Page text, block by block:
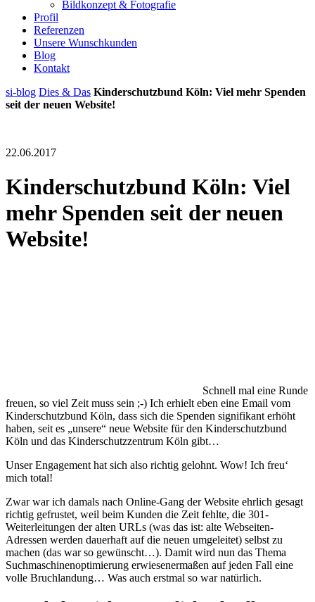
Bildkonzept & Fotografie
Profil
Referenzen
Unsere Wunschkunden
Blog
Kontakt
si-blog Dies & Das Kinderschutzbund Köln: Viel mehr Spenden
seit der neuen Website!
22.06.2017
Kinderschutzbund Köln: Viel
mehr Spenden seit der neuen
Website!
Schnell mal eine Runde
freuen, so viel Zeit muss sein ;-) Ich erhielt eben eine Email vom
Kinderschutzbund Köln, dass sich die Spenden signifikant erhöht
haben, seit es „unsere“ neue Website für den Kinderschutzbund
Köln und das Kinderschutzzentrum Köln gibt…
Unser Engagement hat sich also richtig gelohnt. Wow! Ich freu‘
mich total!
Zwar war ich damals nach Online-Gang der Website ehrlich gesagt
richtig gefrustet, weil beim Kunden die Zeit fehlte, die 301-
Weiterleitungen der alten URLs (was das ist: alte Webseiten-
Adressen werden dauerhaft auf die neuen umgeleitet) selbst zu
machen (das war so gewünscht…). Damit wird nun das Thema
Suchmaschinenoptimierung erwiesenermaßen auf jeden Fall eine
volle Bruchlandung… Was auch erstmal so war natürlich.